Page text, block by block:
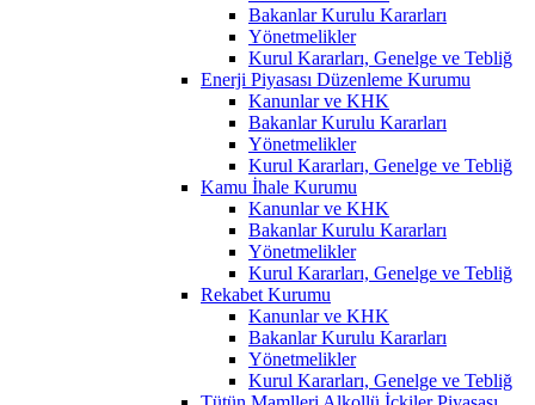
Bakanlar Kurulu Kararları
Yönetmelikler
Kurul Kararları, Genelge ve Tebliğ
Enerji Piyasası Düzenleme Kurumu
Kanunlar ve KHK
Bakanlar Kurulu Kararları
Yönetmelikler
Kurul Kararları, Genelge ve Tebliğ
Kamu İhale Kurumu
Kanunlar ve KHK
Bakanlar Kurulu Kararları
Yönetmelikler
Kurul Kararları, Genelge ve Tebliğ
Rekabet Kurumu
Kanunlar ve KHK
Bakanlar Kurulu Kararları
Yönetmelikler
Kurul Kararları, Genelge ve Tebliğ